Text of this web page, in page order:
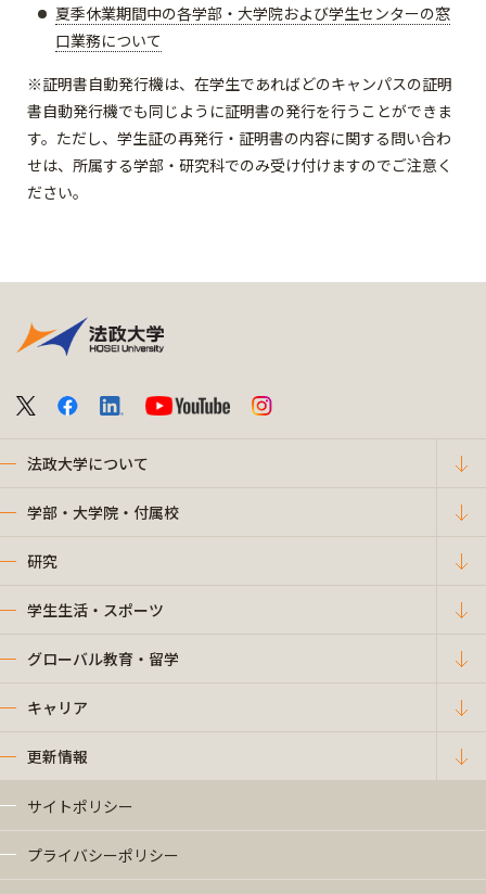
夏季休業期間中の各学部・大学院および学生センターの窓
口業務について
※証明書自動発行機は、在学生であればどのキャンパスの証明
書自動発行機でも同じように証明書の発行を行うことができま
す。ただし、学生証の再発行・証明書の内容に関する問い合わ
せは、所属する学部・研究科でのみ受け付けますのでご注意く
ださい。
法政大学について
学部・大学院・付属校
研究
学生生活・スポーツ
グローバル教育・留学
キャリア
更新情報
サイトポリシー
プライバシーポリシー